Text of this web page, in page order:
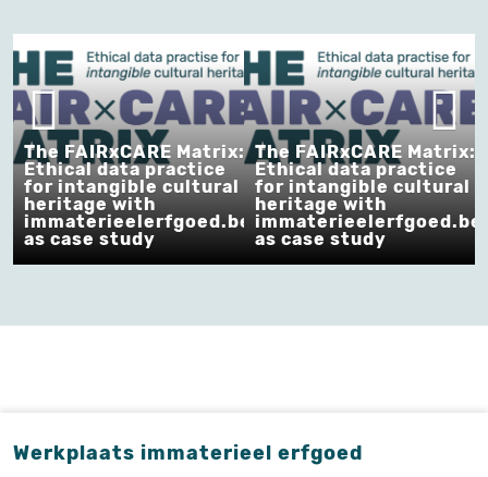
The FAIRxCARE Matrix:
Ethical data practice
for intangible cultural
heritage with
immaterieelerfgoed.be
as case study
The FAIRxCARE Matrix:
Ethical data practice
for intangible cultural
heritage with
immaterieelerfgoed.be
as case study
Werkplaats immaterieel erfgoed